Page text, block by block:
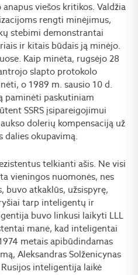
viešos kritikos. Valdžia
rengti minėjimus,
stebimi demonstrantai
ir kitais būdais ją minėjo.
Kaip minėta, rugsėjo 28
slapto protokolo
o 1989 m. sausio 10 d.
paminėti paskutiniam
SSRS įsipareigojimui
dolerių kompensaciją už
okupavimą.
telkianti ašis. Ne visi
vieningos nuomonės, nes
buvo atkaklūs, užsispyrę,
tarp inteligentų ir
buvo linkusi laikyti LLL
manė, kad inteligentai
metais apibūdindamas
Aleksandras Solženicynas
inteligentija laikė